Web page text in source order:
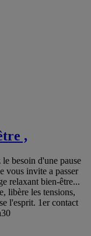
,
besoin d'une pause
vous invite a passer
relaxant bien-être...
libère les tensions,
l'esprit. 1er contact